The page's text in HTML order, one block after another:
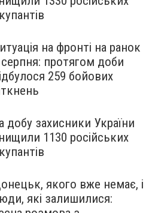
на фронті на ранок
протягом доби
259 бойових
добу захисники України
1130 російських
якого вже немає, і
які залишилися: